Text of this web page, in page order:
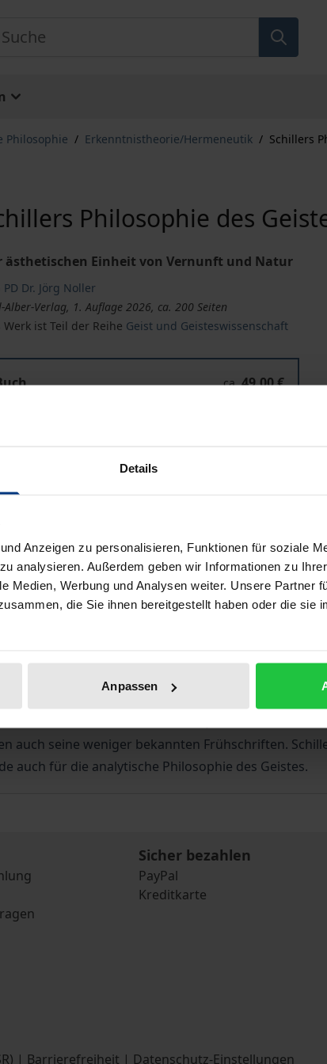
Details
Anzeigen zu personalisieren, Funktionen für soziale
analysieren. Außerdem geben wir Informationen zu
Medien, Werbung und Analysen weiter. Unsere Partner
die Sie ihnen bereitgestellt haben oder die sie
Anpassen
Philosophie / Erkenntnistheorie/Hermeneutik / Schillers
Philosophie des
ästhetischen Einheit von Vernunft und Natur
PD Dr. Jörg Noller
Alber-Verlag, 1. Auflage 2026, ca. 200 Seiten
Werk ist Teil der Reihe Geist und Geisteswissenschaft
ca.49,00 €
inkl. MwSt. Abhängig von der Lieferadresse kann
zu Versandkosten
des Geistes und befragt sie auf ihren
Ästhetik sowie sein Versuch, das Leib-Seele-
auch seine weniger bekannten Frühschriften.
auch für die analytische Philosophie des Geistes.
Sicher bezahlen
PayPal
Kreditkarte
| Barrierefreiheit | Datenschutz-Einstellungen